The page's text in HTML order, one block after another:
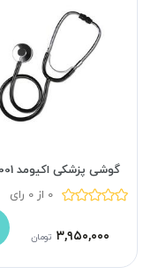
گوشی پزشکی اکیومد SH-001
0 از 0 رای
۳,۹۵۰,۰۰۰ تومان